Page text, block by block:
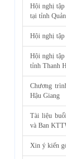
Hội nghị tập
tại tỉnh
Hội nghị tập
Hội nghị tập
tỉnh Thanh
Chương
Hậu Giang
Tài liệu
và Ban
Xin ý kiến